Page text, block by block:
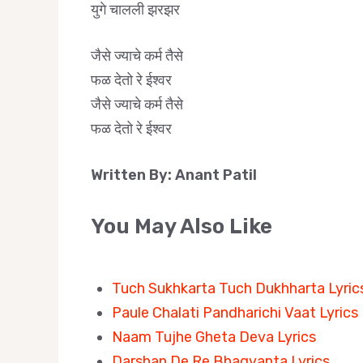
युगे चालली झरझर
जैसे ज्याचे कर्म तैसे
फळ देतो रे ईश्वर
जैसे ज्याचे कर्म तैसे
फळ देतो रे ईश्वर
Written By: Anant Patil
You May Also Like
Tuch Sukhkarta Tuch Dukhharta
Paule Chalati Pandharichi Vaat Lyrics
Naam Tujhe Gheta Deva Lyrics